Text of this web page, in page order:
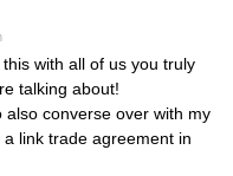
with all of us you truly
talking about!
also converse over with my
link trade agreement in